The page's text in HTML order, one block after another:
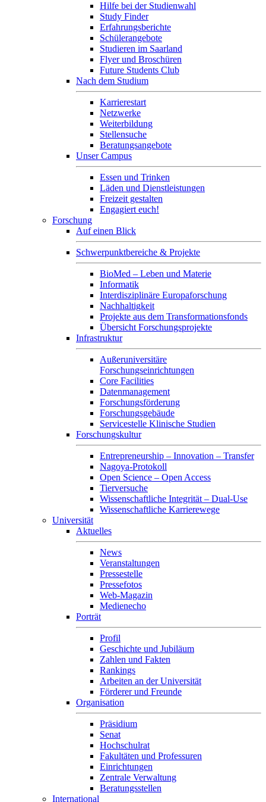
Hilfe bei der Studienwahl
Study Finder
Erfahrungsberichte
Schülerangebote
Studieren im Saarland
Flyer und Broschüren
Future Students Club
Nach dem Studium
Karrierestart
Netzwerke
Weiterbildung
Stellensuche
Beratungsangebote
Unser Campus
Essen und Trinken
Läden und Dienstleistungen
Freizeit gestalten
Engagiert euch!
Forschung
Auf einen Blick
Schwerpunktbereiche & Projekte
BioMed – Leben und Materie
Informatik
Interdisziplinäre Europaforschung
Nachhaltigkeit
Projekte aus dem Transformationsfonds
Übersicht Forschungsprojekte
Infrastruktur
Außeruniversitäre
Forschungseinrichtungen
Core Facilities
Datenmanagement
Forschungsförderung
Forschungsgebäude
Servicestelle Klinische Studien
Forschungskultur
Entrepreneurship – Innovation – Transfer
Nagoya-Protokoll
Open Science – Open Access
Tierversuche
Wissenschaftliche Integrität – Dual-Use
Wissenschaftliche Karrierewege
Universität
Aktuelles
News
Veranstaltungen
Pressestelle
Pressefotos
Web-Magazin
Medienecho
Porträt
Profil
Geschichte und Jubiläum
Zahlen und Fakten
Rankings
Arbeiten an der Universität
Förderer und Freunde
Organisation
Präsidium
Senat
Hochschulrat
Fakultäten und Professuren
Einrichtungen
Zentrale Verwaltung
Beratungsstellen
International